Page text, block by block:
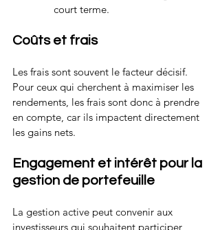
court terme.
Coûts et frais
Les frais sont souvent le facteur décisif.
Pour ceux qui cherchent à maximiser les
rendements, les frais sont donc à prendre
en compte, car ils impactent directement
les gains nets.
Engagement et intérêt pour la
gestion de portefeuille
La gestion active peut convenir aux
investisseurs qui souhaitent participer